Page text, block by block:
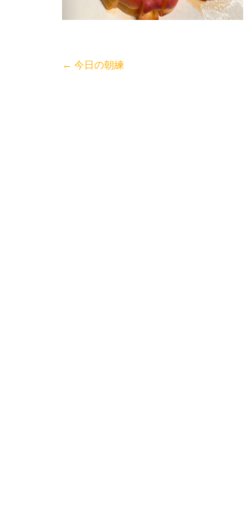
← 今日の朝練